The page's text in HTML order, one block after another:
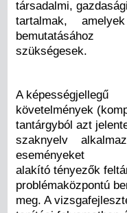
társadalmi,
tartalmak,
bemutatásához
szükségesek.
A képességjellegű
követelmények
tantárgyból azt
szaknyelv
eseményeket
alakító tényezők
problémaközpontú
meg. A